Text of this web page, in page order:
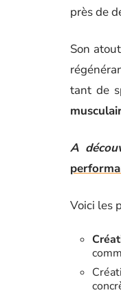
près de
Son
tant de
A
Voici les